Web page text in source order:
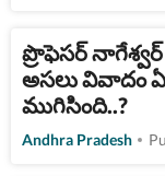
ప్రొఫెసర్
అసలు వివాదం
ముగిసింది..?
Andhra Pradesh